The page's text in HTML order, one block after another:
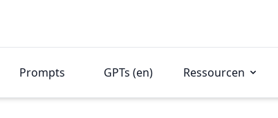
Prompts GPTs (en) Ressourcen